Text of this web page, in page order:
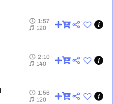
1:57
1:57
120
2:10
2:10
140
1:56
1:56
120